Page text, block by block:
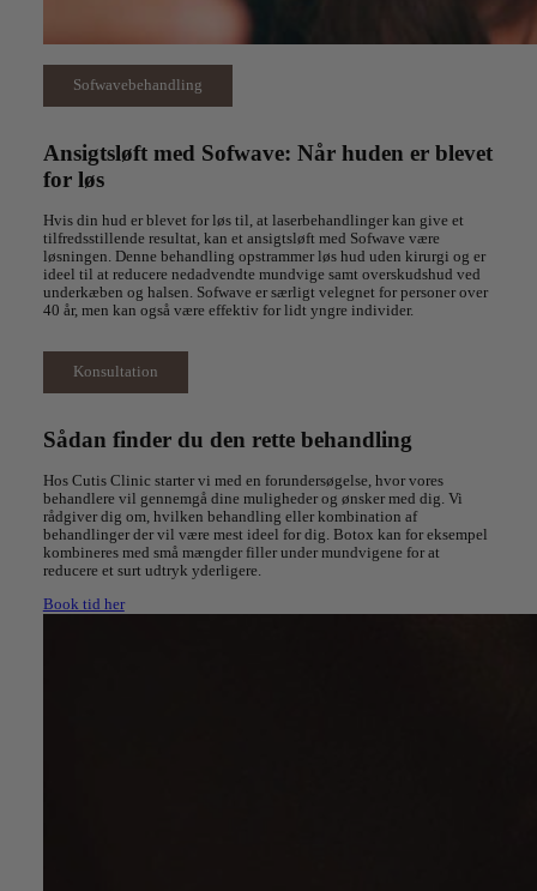
Sofwavebehandling
Ansigtsløft med Sofwave: Når huden er blevet
for løs
Hvis din hud er blevet for løs til, at laserbehandlinger kan give et
tilfredsstillende resultat, kan et ansigtsløft med Sofwave være
løsningen. Denne behandling opstrammer løs hud uden kirurgi og er
ideel til at reducere nedadvendte mundvige samt overskudshud ved
underkæben og halsen. Sofwave er særligt velegnet for personer over
40 år, men kan også være effektiv for lidt yngre individer.
Konsultation
Sådan finder du den rette behandling
Hos CutisClinic starter vi med en forundersøgelse, hvor vores
behandlere vil gennemgå dine muligheder og ønskermed dig. Vi
rådgiver dig om, hvilken behandling eller kombination af
behandlinger der vil være mest ideel for dig. Botox kan for eksempel
kombineres med små mængder fillerunder mundvigene for at
reducere et surt udtryk yderligere.
Book tid her